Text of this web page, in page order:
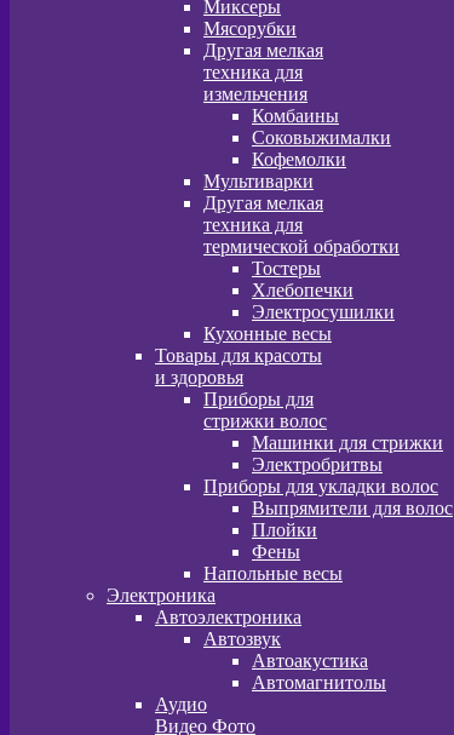
Миксеры
Мясорубки
Другая мелкая
техника для
измельчения
Комбаины
Соковыжималки
Кофемолки
Мультиварки
Другая мелкая
техника для
термической обработки
Тостеры
Хлебопечки
Электросушилки
Кухонные весы
Товары для красоты
и здоровья
Приборы для
стрижки волос
Машинки для стрижки
Электробритвы
Приборы для укладки волос
Выпрямители для волос
Плойки
Фены
Напольные весы
Электроника
Автоэлектроника
Автозвук
Автоакустика
Автомагнитолы
Аудио
Видео Фото